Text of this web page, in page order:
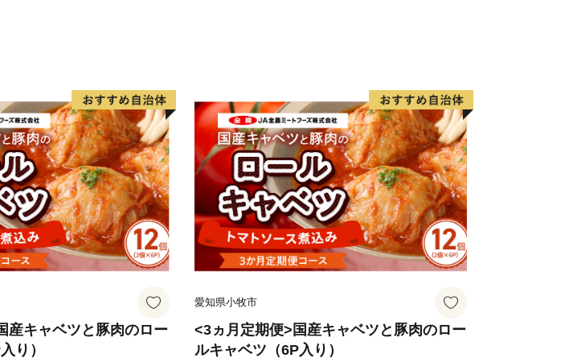
産キャベツと豚肉のロー
り）
愛知県小牧市
<3ヵ月定期便>国産キャベツと豚肉のロー
ルキャベツ（6P入り）